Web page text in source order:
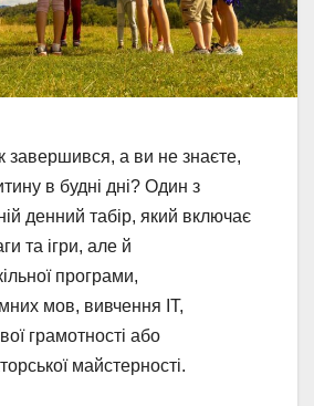
завершився, а ви не знаєте,
в будні дні? Один з
денний табір, який включає
та ігри, але й
програми,
мов, вивчення IT,
грамотності або
майстерності.